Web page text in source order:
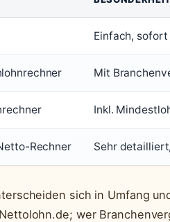
Einfach, sofort
Mit
Inkl.
Rechner Sehr
sich in Umfang
wer